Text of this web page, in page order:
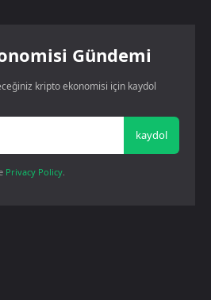
Gündemi
kripto ekonomisi için kaydol
kaydol
Privacy Policy.